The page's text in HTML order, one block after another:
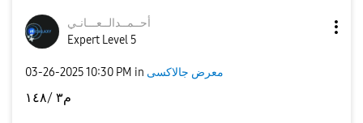
أحــمــدالــعـــانـي
Expert Level 5
‎03-26-202510:30 PM in معرض جالاكسى
م٣ /١٤٨